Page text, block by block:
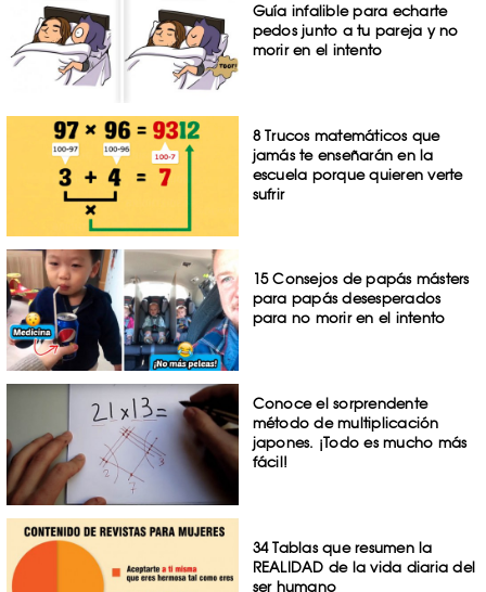
Guía infalible para echarte
pedos junto a tu pareja y no
morir en el intento
8 Trucos matemáticos que
jamás te enseñarán en la
escuela porque quieren verte
sufrir
15 Consejos de papás másters
para papás desesperados
para no morir en el intento
Conoce el sorprendente
método de multiplicación
japones. ¡Todo es mucho más
fácil!
34 Tablas que resumen la
REALIDAD de la vida diaria del
ser humano